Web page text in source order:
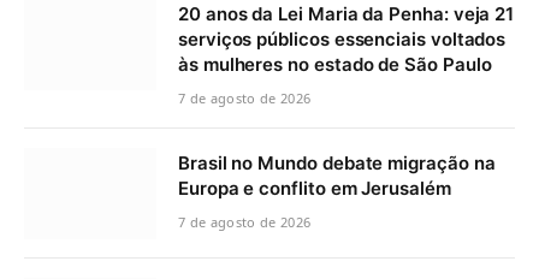
20 anos da Lei Maria da Penha: veja 21
serviços públicos essenciais voltados
às mulheres no estado de São Paulo
7 de agosto de 2026
Brasil no Mundo debate migração na
Europa e conflito em Jerusalém
7 de agosto de 2026